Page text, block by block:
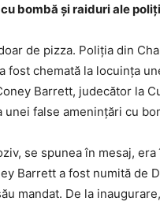
bombă şi raiduri ale
de pizza. Poliţia din
fost chemată la locuinţa
Barrett, judecător la
unei false ameninţări cu
se spunea în mesaj, era
Barrett a fost numită de
mandat. De la